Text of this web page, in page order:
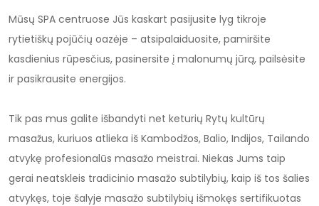
Mūsų SPA centruose Jūs kaskart pasijusite lyg tikroje
rytietiškų pojūčių oazėje – atsipalaiduosite, pamiršite
kasdienius rūpesčius, pasinersite į malonumų jūrą, pailsėsite
ir pasikrausite energijos.
Tik pas mus galite išbandyti net keturių Rytų kultūrų
masažus, kuriuos atlieka iš Kambodžos, Balio, Indijos, Tailando
atvykę profesionalūs masažo meistrai. Niekas Jums taip
gerai neatskleis tradicinio masažo subtilybių, kaip iš tos šalies
atvykęs, toje šalyje masažo subtilybių išmokęs sertifikuotas